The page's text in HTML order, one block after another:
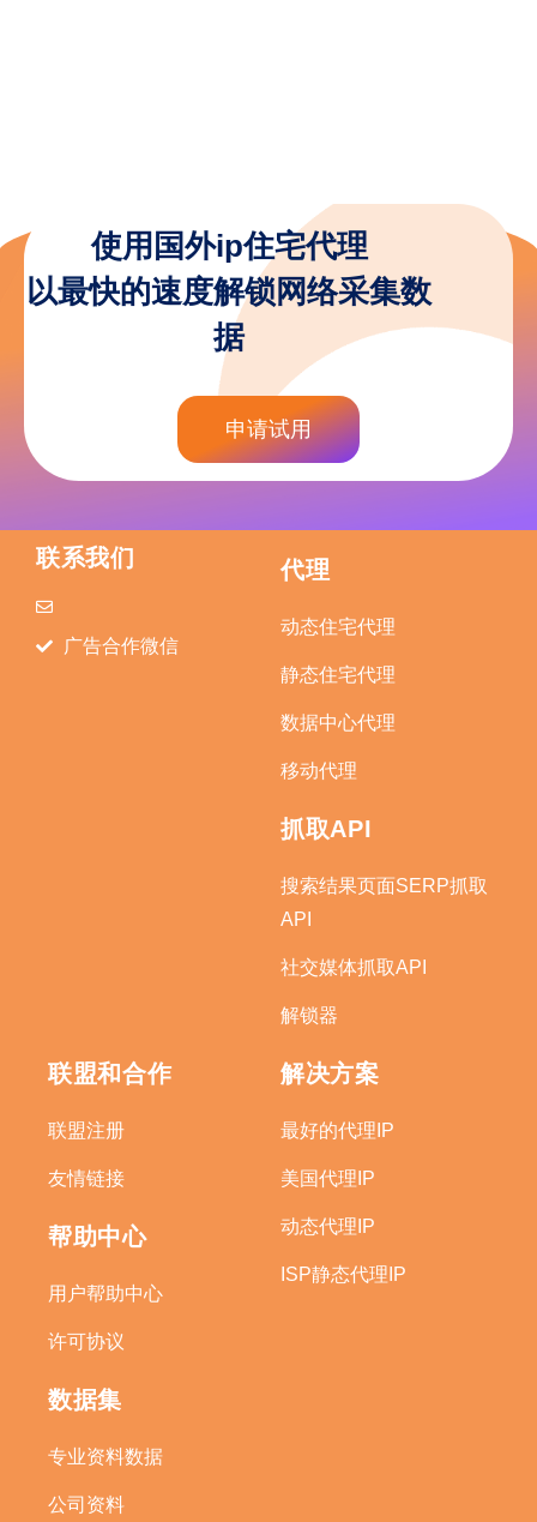
使用国外ip住宅代理
以最快的速度解锁网络采集数
据
申请试用
联系我们
广告合作微信
代理
动态住宅代理
静态住宅代理
数据中心代理
移动代理
抓取API
搜索结果页面SERP抓取
API
社交媒体抓取API
解锁器
联盟和合作
联盟注册
友情链接
帮助中心
用户帮助中心
许可协议
数据集
专业资料数据
公司资料
解决方案
最好的代理IP
美国代理IP
动态代理IP
ISP静态代理IP